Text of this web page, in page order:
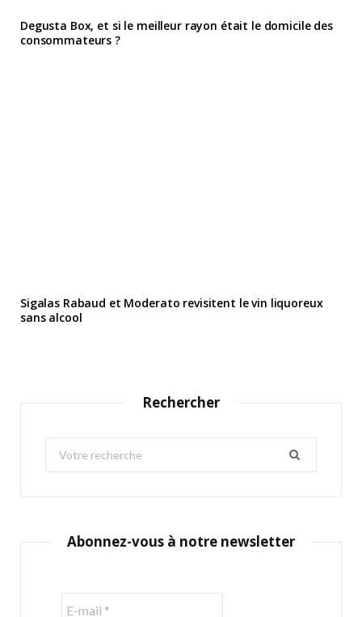
Degusta Box, et si le meilleur rayon était le domicile des
consommateurs ?
Sigalas Rabaud et Moderato revisitent le vin liquoreux
sans alcool
Rechercher
Abonnez-vous à notre newsletter